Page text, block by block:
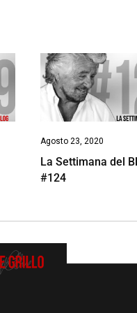
Agosto 23, 2020
La Settimana del
#124